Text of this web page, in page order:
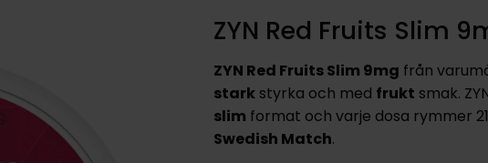
ZYN Red Fruits Slim
ZYN Red Fruits Slim 9mg från
stark styrka och med frukt smak.
slim format och varje dosa rymmer
Swedish Match.